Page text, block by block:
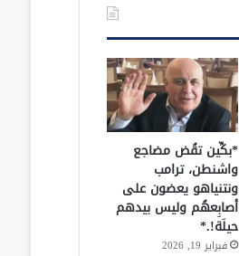
*بكِّين تقُض مضاجع
واشنطن، ترامب
ونتنياهو يعضون على
أصابِعهُم وليس بيدهم
حيلَة!.*
فبراير 19, 2026